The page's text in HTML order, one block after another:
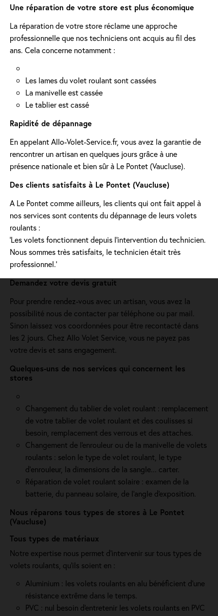
Une réparation de votre store est plus économique
La réparation de votre store réclame une approche
professionnelle que nos techniciens ont acquis au fil des
ans. Cela concerne notamment :
Les lames du volet roulant sont cassées
La manivelle est cassée
Le tablier est cassé
Rapidité de dépannage
En appelant Allo-Volet-Service.fr, vous avez la garantie de
rencontrer un artisan en quelques jours grâce à une
présence nationale et bien sûr à Le Pontet (Vaucluse).
Des clients satisfaits à Le Pontet (Vaucluse)
A Le Pontet comme ailleurs, les clients qui ont fait appel à
nos services sont contents du dépannage de leurs volets
roulants :
'Les volets fonctionnent depuis l’intervention du technicien.
Nous sommes très satisfaits, le technicien était très
professionnel.'
Demandez votre devis gratuit
Pour prendre rendez-vous avec un artisan, vous avez la
possibilité nous de contacter par téléphone ou par mail.
Sinon laissez vos coordonnées pour être recontacté dans
les 2 jours. Chez Allo Volet Service, vous ne payez pas
votre devis et sans engagement.
Quelques-uns de nos services qui concernent les
stores
Changement du tablier de volet roulant : remplacement
de votre tablier de volet roulant et des coulisses si
besoin, remplacement des verrous et des attaches.
Changement de l'enrouleur ou de la manivelle de volets
roulants : selon le type de volet roulant, le type
d’enrouleur, la dimensions de la sangle... carter.
Réparation de volet roulant solaire : examen de la
batterie, du panneau solaire, de l'angle d'exposition.
Nous réparons tous types de stores à Le Pontet
(Vaucluse)
Tous types de matériaux
Notre expertise nous permet d'intervenir sur tous types de
volets roulants, qu'ils soient en :
Aluminium : les volets roulants en alu bénéficient d'une
résistance extrême dans le temps.
PVC : nul besoin d'entretenir les volets roulants en PVC